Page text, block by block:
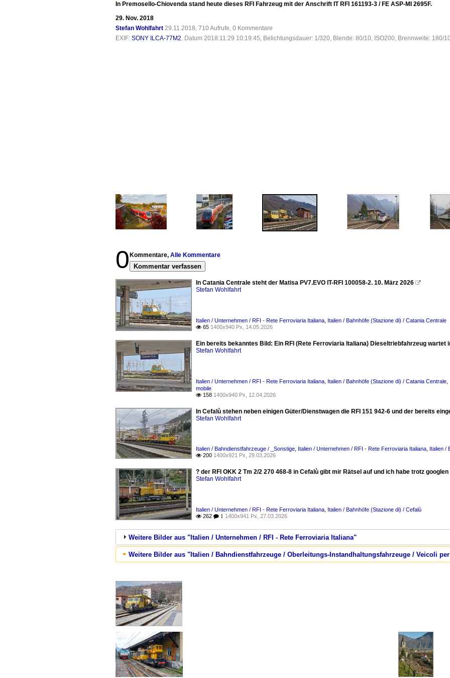
In Premosello-Chiovenda stand heute dieses RFI Fahrzeug mit der Anschrift IT RFI 161193-3 / FE ASP-MI 2695F.
29. Nov. 2018
Stefan Wohlfahrt 29.11.2018, 710 Aufrufe, 0 Kommentare
EXIF: SONY ILCA-77M2, Datum 2018:11:29 10:19:45, Belichtungsdauer: 1/320, Blende: 80/10, ISO200, Brennweite: 180/
0 Kommentare, Alle Kommentare
Kommentar verfassen
In Catania Centrale steht der Matisa PV7.EVO IT-RFI 100058-2. 10. März 2026 
Stefan Wohlfahrt
Italien / Unternehmen / RFI - Rete Ferroviaria Italiana Italien / Bahnhöfe (Stazione di) / Catania Centrale
 65 1400x940 Px, 14.05.2026
Ein bereits bekanntes Bild: Ein RFI (Rete Ferroviaria Italiana) Dieseltriebfahrzeug
Stefan Wohlfahrt
Italien / Unternehmen / RFI - Rete Ferroviaria Italiana Italien / Bahnhöfe (Stazione di) / Catania Centrale
mobile
 158 1400x940 Px, 12.04.2026
In Cefalù stehen neben einigen Güter/Dienstwagen die RFI 151 942-6 und der bereits
Stefan Wohlfahrt
Italien / Bahndienstfahrzeuge / _Sonstige Italien / Unternehmen / RFI - Rete Ferroviaria Italiana Italien /
 200 1400x921 Px, 29.03.2026
? der RFI OKK 2 Tm 2/2 270 468-8 in Cefalù gibt mir Rätsel auf und ich habe trotz
Stefan Wohlfahrt
Italien / Unternehmen / RFI - Rete Ferroviaria Italiana Italien / Bahnhöfe (Stazione di) / Cefalù
 262  1 1400x941 Px, 27.03.2026
Weitere Bilder aus "Italien / Unternehmen / RFI - Rete Ferroviaria Italiana"
Weitere Bilder aus "Italien / Bahndienstfahrzeuge / Oberleitungs-Instandhaltungsfahrzeuge / Veicoli